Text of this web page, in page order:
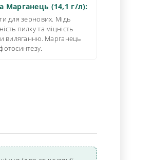
Марганець (14,1 г/л):
для зернових. Мідь
пилку та міцність
виляганню. Марганець